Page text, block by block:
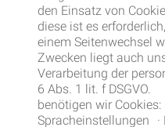
den Einsatz von
diese ist es
einem Seitenwechsel
Zwecken liegt auch
Verarbeitung der
6 Abs. 1 lit. f DSGVO.
benötigen wir
Spracheinstellungen ·